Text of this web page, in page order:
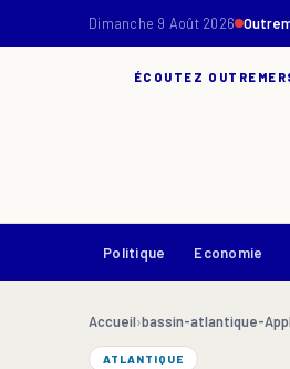
Dimanche 9 Août 2026
ÉCOUTEZ
Politique Economie
Accueil›bassin-atlantique-
ATLANTIQUE